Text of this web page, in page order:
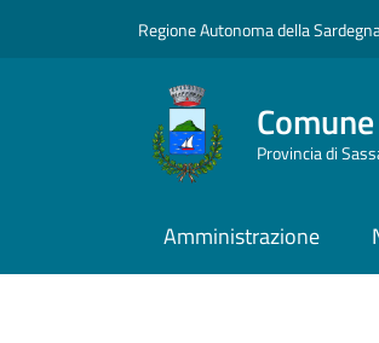
Regione Autonoma della
Provincia di
Amministrazione